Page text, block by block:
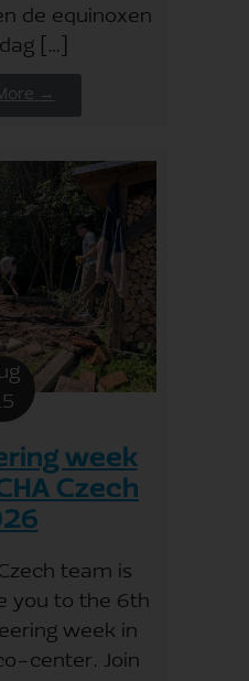
de equinoxen
[…]
→
week
Czech
team is
you to the 6th
week in
center. Join